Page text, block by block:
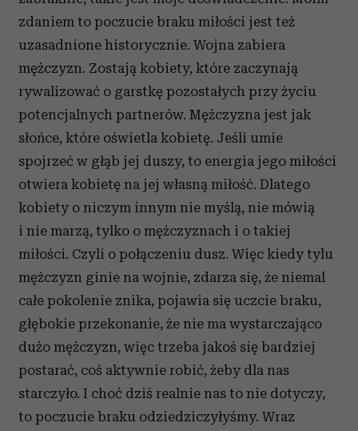
zdaniem to poczucie braku miłości jest też
uzasadnione historycznie. Wojna zabiera
mężczyzn. Zostają kobiety, które zaczynają
rywalizować o garstkę pozostałych przy życiu
potencjalnych partnerów. Mężczyzna jest jak
słońce, które oświetla kobietę. Jeśli umie
spojrzeć w głąb jej duszy, to energia jego miłości
otwiera kobietę na jej własną miłość. Dlatego
kobiety o niczym innym nie myślą, nie mówią
i nie marzą, tylko o mężczyznach i o takiej
miłości. Czyli o połączeniu dusz. Więc kiedy tylu
mężczyzn ginie na wojnie, zdarza się, że niemal
całe pokolenie znika, pojawia się uczcie braku,
głębokie przekonanie, że nie ma wystarczająco
dużo mężczyzn, więc trzeba jakoś się bardziej
postarać, coś aktywnie robić, żeby dla nas
starczyło. I choć dziś realnie nas to nie dotyczy,
to poczucie braku odziedziczyłyśmy. Wraz